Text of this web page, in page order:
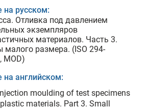
на русском:
Отливка под давлением
экземпляров
материалов. Часть 3.
малого размера. (ISO 294-
MOD)
на английском:
moulding of test specimens
materials. Part 3. Small